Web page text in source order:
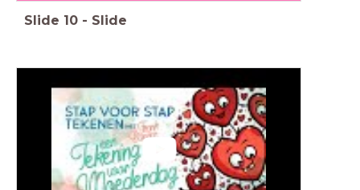
Slide 10 - Slide